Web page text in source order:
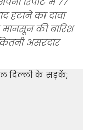
हटाने का दावा
की बारिश
असरदार